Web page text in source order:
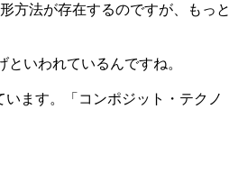
方法が存在するのですが、もっと
いわれているんですね。
ます。「コンポジット・テクノ